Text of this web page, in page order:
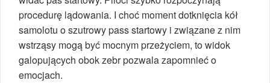
procedurę lądowania. I choć moment dotknięcia kół
samolotu o szutrowy pass startowy i związane z nim
wstrząsy mogą być mocnym przeżyciem, to widok
galopujących obok zebr pozwala zapomnieć o
emocjach.